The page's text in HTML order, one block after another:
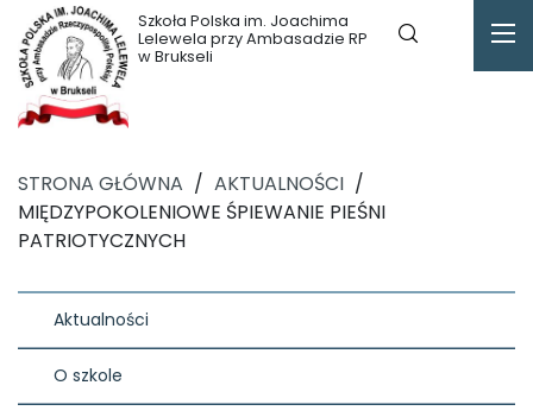
Szkoła Polska im. Joachima
Lelewela przy Ambasadzie RP
w Brukseli
STRONA GŁÓWNA / AKTUALNOŚCI /
MIĘDZYPOKOLENIOWE ŚPIEWANIE PIEŚNI
PATRIOTYCZNYCH
Aktualności
O szkole